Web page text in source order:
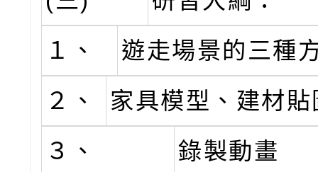
１、
遊走場景的三種
２、
家具模型、建材
３、
錄製動畫